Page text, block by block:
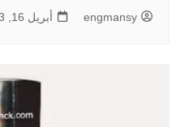
engmansy أبريل 16, 2023